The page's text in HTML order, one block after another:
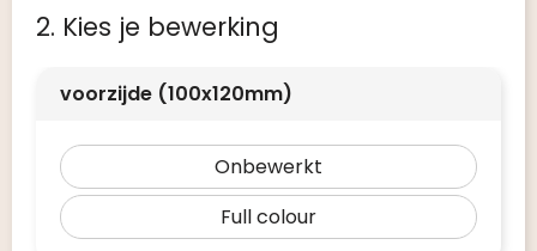
2. Kies je bewerking
voorzijde (100x120mm)
Onbewerkt
Full colour